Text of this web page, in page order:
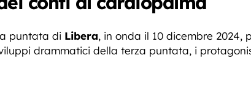
puntata di Libera, in onda il 10 dicembre
drammatici della terza puntata, i